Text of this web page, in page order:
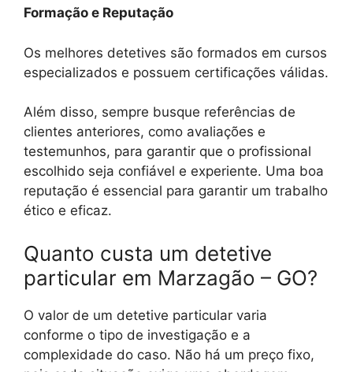
Formação e Reputação
Os melhores detetives são formados em cursos
especializados e possuem certificações válidas.
Além disso, sempre busque referências de
clientes anteriores, como avaliações e
testemunhos, para garantir que o profissional
escolhido seja confiável e experiente. Uma boa
reputação é essencial para garantir um trabalho
ético e eficaz.
Quanto custa um detetive
particular em Marzagão – GO?
O valor de um detetive particular varia
conforme o tipo de investigação e a
complexidade do caso. Não há um preço fixo,